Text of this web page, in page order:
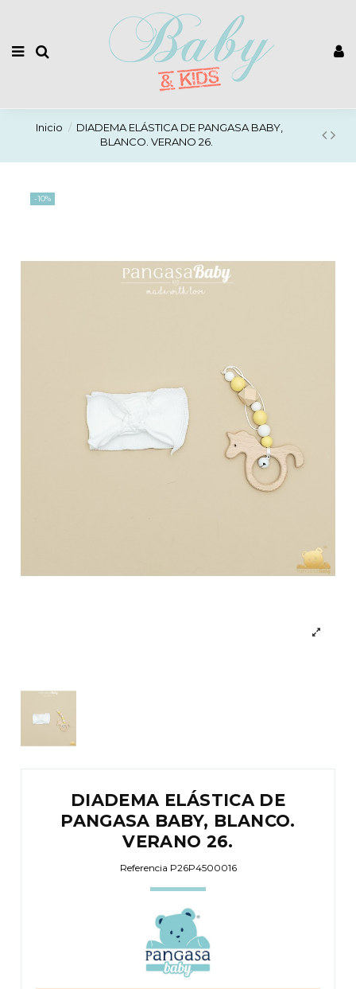
Inicio
DIADEMA ELÁSTICA DE PANGASA BABY,
BLANCO. VERANO 26.
-10%
DIADEMA ELÁSTICA DE
PANGASA BABY, BLANCO.
VERANO 26.
Referencia P26P4500016